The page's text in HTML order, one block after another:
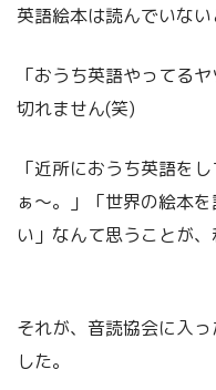
英語絵本は読んでいない
「おうち英語やってる
切れません(笑)
「近所におうち英語を
ぁ〜。」「世界の絵本
い」なんて思うことが、
それが、音読協会に入
した。